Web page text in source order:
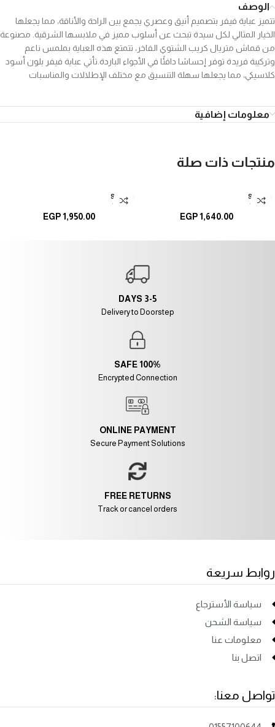
الوصف
تتميز عباية فيفر بتصميم أنيق وعصري يجمع بين الراحة والأناقة، مما يجعلها
الخيار المثالي لكل سيدة تبحث عن أسلوب مميز في ملابسها الشرقية. مصنوعة
من قماش متريال كريب الشتوي الفاخر، تتمتع هذه العباية بملمس ناعم
وتركيبة فريدة توفر إحساسًا دافئًا في الأجواء الباردة.تأتي عباية فيفر بلون أسود
كلاسيكي، مما يجعلها سهلة التنسيق مع مختلف الإطلالات والمناسبات
معلومات إضافية
منتجات ذات صلة
SOLD
OUT
EGP1,640.00
SOLD
OUT
EGP1,950.00
FREE RETURNS
Track or cancel orders
ONLINE PAYMENT
Secure Payment Solutions
100% SAFE
Encrypted Connection
3-5 DAYS
Delivery to Doorstep
روابط سريعة
سياسة الأسترجاع
سياسة الشحن
معلومات عنا
اتصل بنا
تواصل معنا: